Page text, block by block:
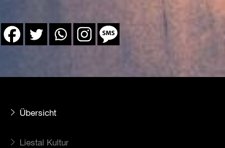
Übersicht
Liestal Kultur